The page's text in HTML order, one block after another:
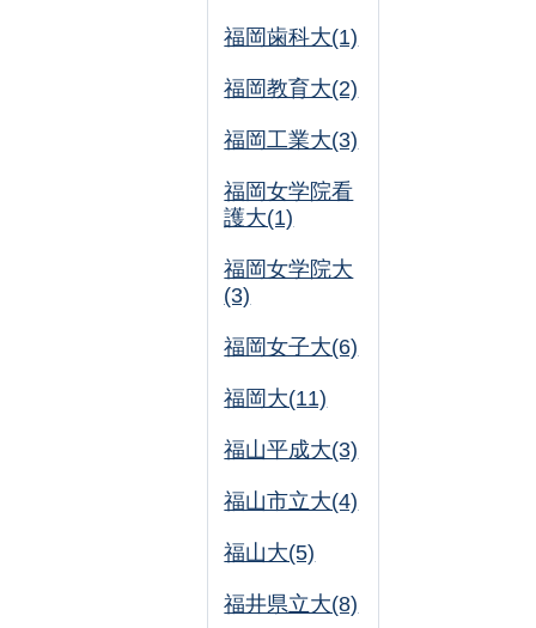
福岡歯科大(1)
福岡教育大(2)
福岡工業大(3)
福岡女学院看
護大(1)
福岡女学院大
(3)
福岡女子大(6)
福岡大(11)
福山平成大(3)
福山市立大(4)
福山大(5)
福井県立大(8)